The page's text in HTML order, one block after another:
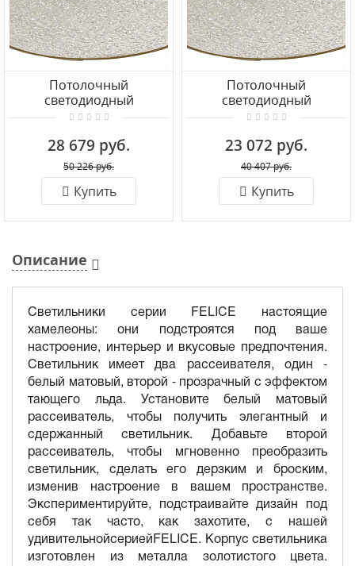
Потолочный
светодиодный
светильник СОНЕКС
28 679 руб.
50 226 руб.
Купить
Потолочный
светодиодный
светильник СОНЕКС
23 072 руб.
40 407 руб.
Купить
Описание
Светильники серии FELICE настоящие
хамелеоны: они подстроятся под ваше
настроение, интерьер и вкусовые предпочтения.
Светильник имеет два рассеивателя, один -
белый матовый, второй - прозрачный с эффектом
тающего льда. Установите белый матовый
рассеиватель, чтобы получить элегантный и
сдержанный светильник. Добавьте второй
рассеиватель, чтобы мгновенно преобразить
светильник, сделать его дерзким и броским,
изменив настроение в вашем пространстве.
Экспериментируйте, подстраивайте дизайн под
себя так часто, как захотите, с нашей
удивительнойсериейFELICE. Корпус светильника
изготовлен из металла золотистого цвета.